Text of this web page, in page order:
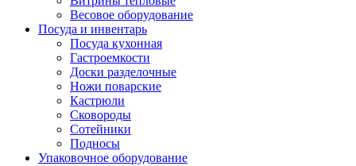
Весовое оборудование
Посуда и инвентарь
Посуда кухонная
Гастроемкости
Доски разделочные
Ножи поварские
Кастрюли
Сковороды
Сотейники
Подносы
Упаковочное оборудование